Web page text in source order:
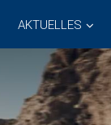
AKTUELLES